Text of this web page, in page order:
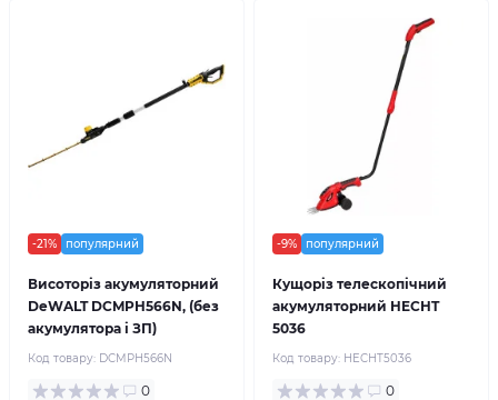
-21% популярний
Висоторіз акумуляторний
DeWALT DCMPH566N, (без
акумулятора і ЗП)
Код товару: DCMPH566N
0
-9% популярний
Кущоріз телескопічний
акумуляторний HECHT
5036
Код товару: HECHT5036
0